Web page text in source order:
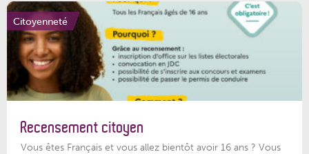
Citoyenneté
Recensement citoyen
Vous êtes Français et vous allez bientôt avoir 16 ans ? Vous